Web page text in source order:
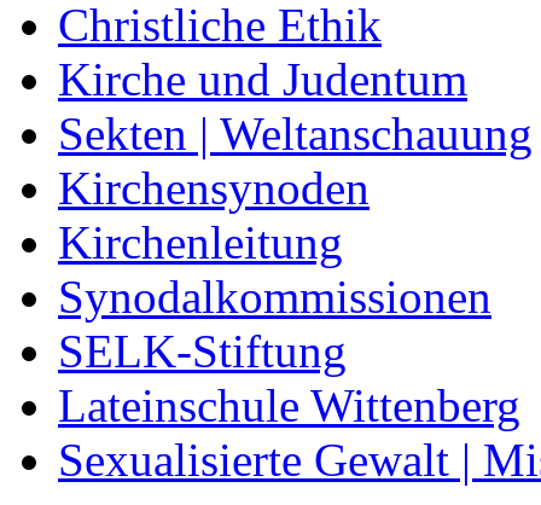
Christliche Ethik
Kirche und Judentum
Sekten | Weltanschauung
Kirchensynoden
Kirchenleitung
Synodalkommissionen
SELK-Stiftung
Lateinschule Wittenberg
Sexualisierte Gewalt |